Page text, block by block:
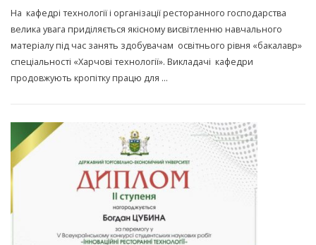
На кафедрі технології і організації ресторанного господарства
велика увага приділяється якісному висвітленню навчального
матеріалу під час занять здобувачам освітнього рівня «бакалавр»
спеціальності «Харчові технології». Викладачі кафедри
продовжують кропітку працю для …